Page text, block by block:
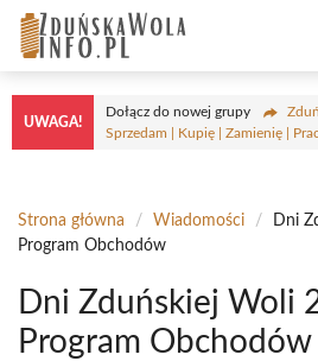
Przejdź
treści
UWAGA!
Dołącz do nowej grupy
Sprzedam | Kupię | Zamienię |
Strona główna / Wiadomości /
Dni
Program Obchodów
Dni Zduńskiej Woli
Program Obchodów